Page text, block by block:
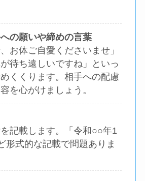
の願いや締めの言葉
、お体ご自愛くださいませ」
が待ち遠しいですね」といっ
くくります。相手への配慮
を心がけましょう。
記載します。「令和○○年1
形式的な記載で問題ありま